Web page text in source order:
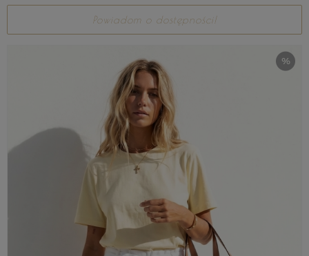
Powiadom o dostępności!